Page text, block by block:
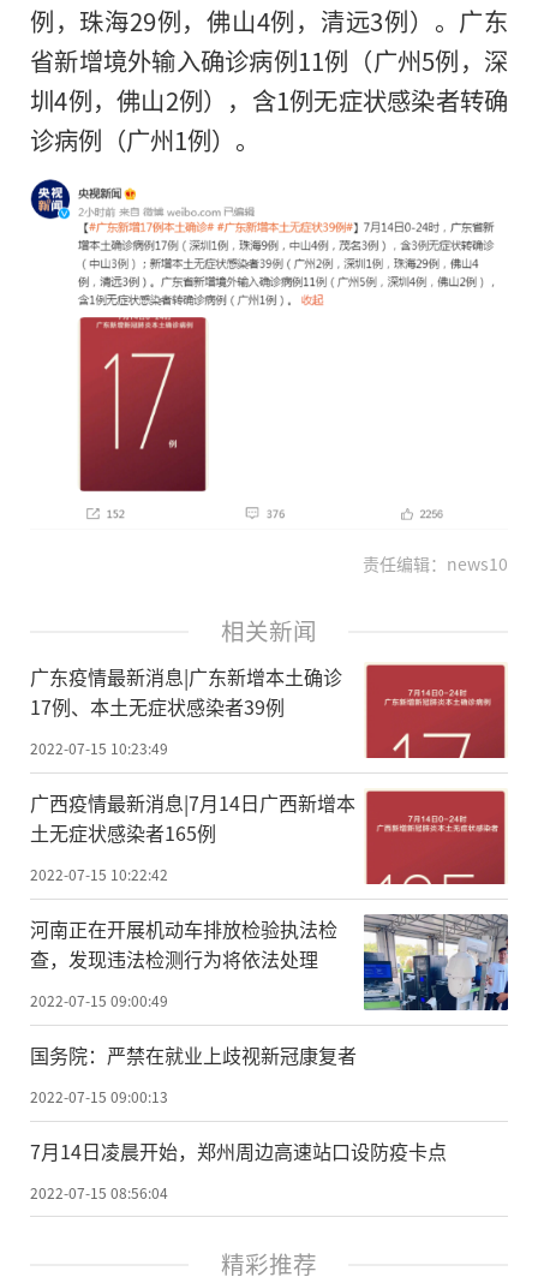
例，珠海29例，佛山4例，清远3例）。广东
省新增境外输入确诊病例11例（广州5例，深
圳4例，佛山2例），含1例无症状感染者转确
诊病例（广州1例）。
责任编辑：news10
相关新闻
广东疫情最新消息|广东新增本土确诊
17例、本土无症状感染者39例
2022-07-15 10:23:49
广西疫情最新消息|7月14日广西新增本
土无症状感染者165例
2022-07-15 10:22:42
河南正在开展机动车排放检验执法检
查，发现违法检测行为将依法处理
2022-07-15 09:00:49
国务院：严禁在就业上歧视新冠康复者
2022-07-15 09:00:13
7月14日凌晨开始，郑州周边高速站口设防疫卡点
2022-07-15 08:56:04
精彩推荐